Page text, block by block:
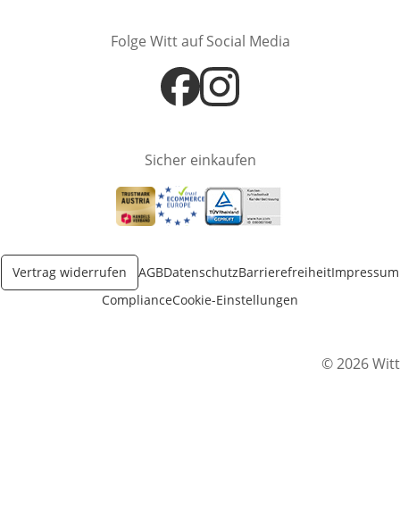
Folge Witt auf Social Media
Öffnet in neuem Fenster
Öffnet in neuem Fenster
Sicher einkaufen
Öffnet in neuem Fenster
Öffnet in neuem Fenster
Öffnet in neuem Fenster
Vertrag widerrufen AGBDatenschutzBarrierefreiheitImpressum
ComplianceCookie-Einstellungen
© 2026 Witt